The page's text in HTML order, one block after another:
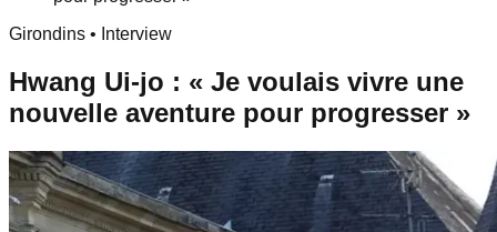
Girondins • Interview
Hwang Ui-jo : « Je voulais vivre une
nouvelle aventure pour progresser »